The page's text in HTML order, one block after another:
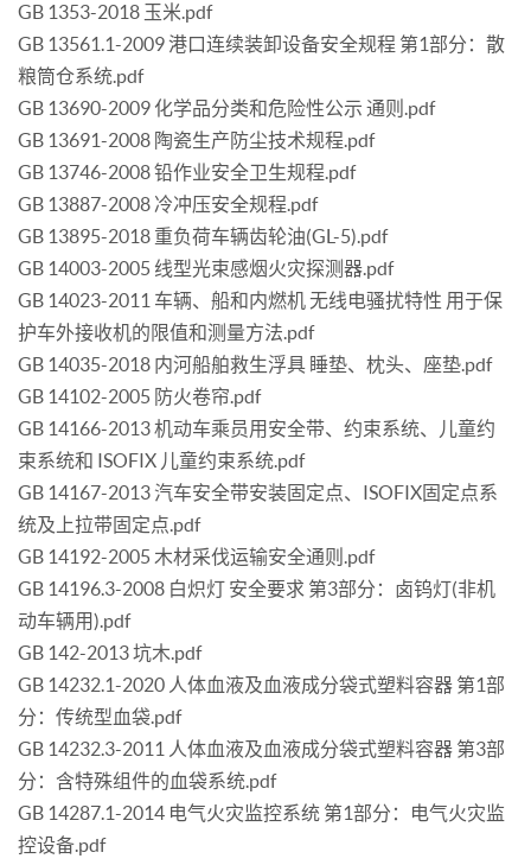
GB 1353-2018 玉米.pdf
GB 13561.1-2009 港口连续装卸设备安全规程 第1部分：散
粮筒仓系统.pdf
GB 13690-2009 化学品分类和危险性公示 通则.pdf
GB 13691-2008 陶瓷生产防尘技术规程.pdf
GB 13746-2008 铅作业安全卫生规程.pdf
GB 13887-2008 冷冲压安全规程.pdf
GB 13895-2018 重负荷车辆齿轮油(GL-5).pdf
GB 14003-2005 线型光束感烟火灾探测器.pdf
GB 14023-2011 车辆、船和内燃机 无线电骚扰特性 用于保
护车外接收机的限值和测量方法.pdf
GB 14035-2018 内河船舶救生浮具 睡垫、枕头、座垫.pdf
GB 14102-2005 防火卷帘.pdf
GB 14166-2013 机动车乘员用安全带、约束系统、儿童约
束系统和 ISOFIX 儿童约束系统.pdf
GB 14167-2013 汽车安全带安装固定点、ISOFIX固定点系
统及上拉带固定点.pdf
GB 14192-2005 木材采伐运输安全通则.pdf
GB 14196.3-2008 白炽灯 安全要求 第3部分：卤钨灯(非机
动车辆用).pdf
GB 142-2013 坑木.pdf
GB 14232.1-2020 人体血液及血液成分袋式塑料容器 第1部
分：传统型血袋.pdf
GB 14232.3-2011 人体血液及血液成分袋式塑料容器 第3部
分：含特殊组件的血袋系统.pdf
GB 14287.1-2014 电气火灾监控系统 第1部分：电气火灾监
控设备.pdf